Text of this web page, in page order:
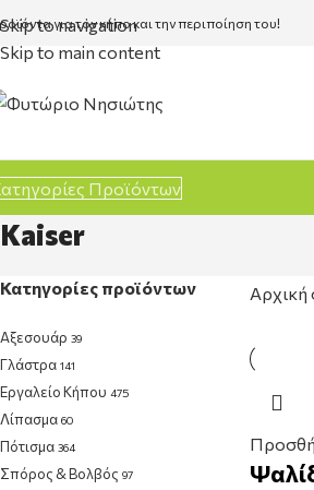
Skip to navigation
Skip to main content
για τον κήπο και την περιποίηση του!
Προϊόντων
Kaiser
Κατηγορίες προϊόντων
Αξεσουάρ 39
Γλάστρα 141
Εργαλείο Κήπου 475
Λίπασμα 60
Πότισμα 364
Σπόρος & Βολβός 97
Αρχική